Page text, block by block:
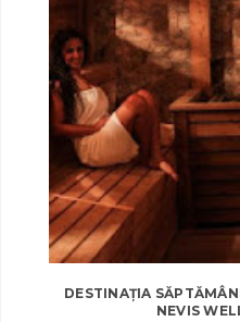
DESTINAȚIA
NEVIS